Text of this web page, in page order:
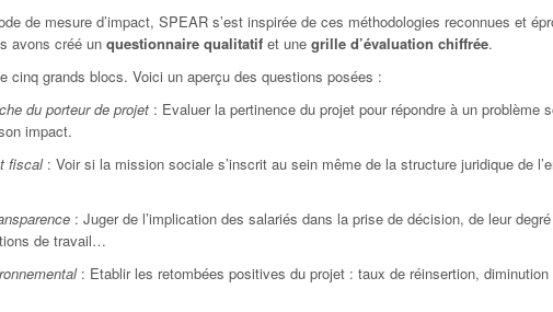
de mesure d’impact, SPEAR s’est inspirée de ces méthodologies reconnues et
avons créé un questionnaire qualitatif et une grille d’évaluation chiffrée.
cinq grands blocs. Voici un aperçu des questions posées :
du porteur de projet : Evaluer la pertinence du projet pour répondre à un
impact.
fiscal: Voir si la mission sociale s’inscrit au sein même de la structure juridique de
: Juger de l’implication des salariés dans la prise de décision, de leur
de travail…
: Etablir les retombées positives du projet : taux de réinsertion,